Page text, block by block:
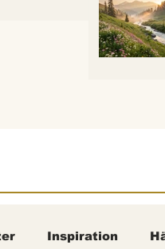
urfolkskunskap och
skydda regnskogens minsta
Inspiration